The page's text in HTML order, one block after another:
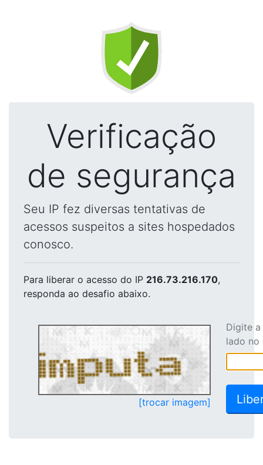
Verificação
de segurança
Seu IP fez diversas tentativas de
acessos suspeitos a sites hospedados
conosco.
Para liberar o acesso do IP 216.73.216.170,
responda ao desafio abaixo.
[trocar imagem]
Digite
lado no